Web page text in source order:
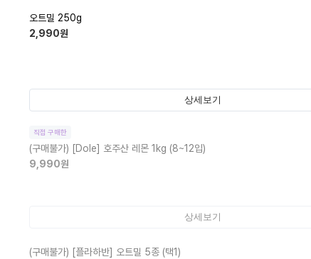
오트밀 250g
2,990원
상세보기
직접 구매한
(구매불가) [Dole] 호주산 레몬 1kg (8~12입)
9,990원
상세보기
(구매불가) [플라하반] 오트밀 5종 (택1)